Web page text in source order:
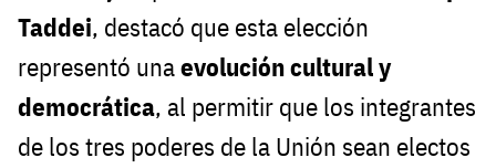
Taddei, destacó que esta elección
representó unaevolución cultural y
democrática, al permitir que los integrantes
de los tres poderes de la Unión sean electos